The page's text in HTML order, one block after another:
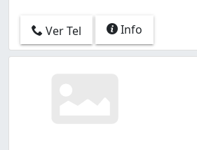
Ver Tel Info